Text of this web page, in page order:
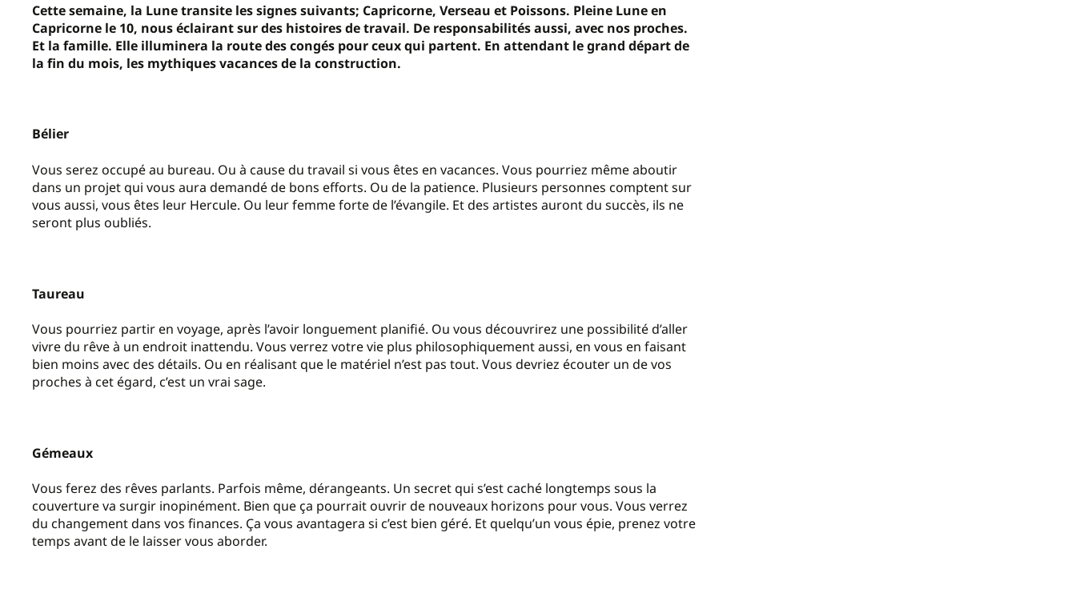
Cette semaine, la Lune transite les signes suivants; Capricorne, Verseau et Poissons. Pleine Lune en
Capricorne le 10, nous éclairant sur des histoires de travail. De responsabilités aussi, avec nos proches.
Et la famille. Elle illuminera la route des congés pour ceux qui partent. En attendant le grand départ de
la fin du mois, les mythiques vacances de la construction.
Bélier
Vous serez occupé au bureau. Ou à cause du travail si vous êtes en vacances. Vous pourriez même aboutir
dans un projet qui vous aura demandé de bons efforts. Ou de la patience. Plusieurs personnes comptent sur
vous aussi, vous êtes leur Hercule. Ou leur femme forte de l’évangile. Et des artistes auront du succès, ils ne
seront plus oubliés.
Taureau
Vous pourriez partir en voyage, après l’avoir longuement planifié. Ou vous découvrirez une possibilité d’aller
vivre du rêve à un endroit inattendu. Vous verrez votre vie plus philosophiquement aussi, en vous en faisant
bien moins avec des détails. Ou en réalisant que le matériel n’est pas tout. Vous devriez écouter un de vos
proches à cet égard, c’est un vrai sage.
Gémeaux
Vous ferez des rêves parlants. Parfois même, dérangeants. Un secret qui s’est caché longtemps sous la
couverture va surgir inopinément. Bien que ça pourrait ouvrir de nouveaux horizons pour vous. Vous verrez
du changement dans vos finances. Ça vous avantagera si c’est bien géré. Et quelqu’un vous épie, prenez votre
temps avant de le laisser vous aborder.